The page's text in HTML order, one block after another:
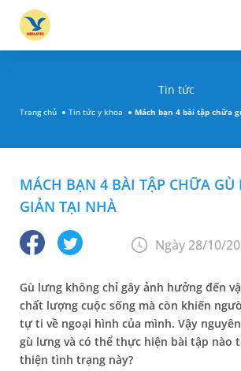
Tin tức
Trang chủ Tin tức y khoa Mách bạn 4 bài tập chữa
MÁCH BẠN 4 BÀI TẬP CHỮA
GIẢN TẠI NHÀ
Ngày 28/10/
Gù lưng không chỉ gây ảnh hưởng đến
chất lượng cuộc sống mà còn khiến
tự ti về ngoại hình của mình. Vậy
gù lưng và có thể thực hiện bài tập nào
thiện tình trạng này?